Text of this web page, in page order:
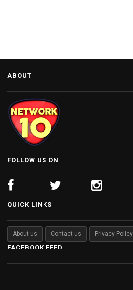
ABOUT
FOLLOW US ON
QUICK LINKS
About us Contact us Privacy Policy
FACEBOOK FEED